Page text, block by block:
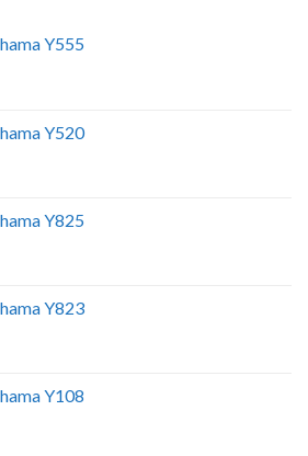
Y555
Y520
Y825
Y823
Y108